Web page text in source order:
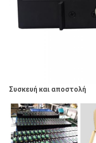
Συσκευή και αποστολή